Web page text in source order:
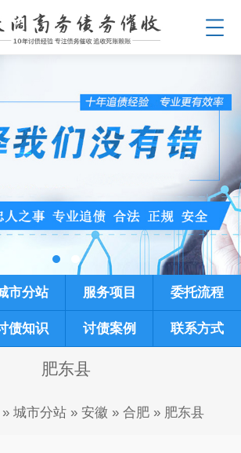
市分站 服务项目 委托流程
债知识 讨债案例 联系方式
肥东县
» 城市分站» 安徽 » 合肥» 肥东县